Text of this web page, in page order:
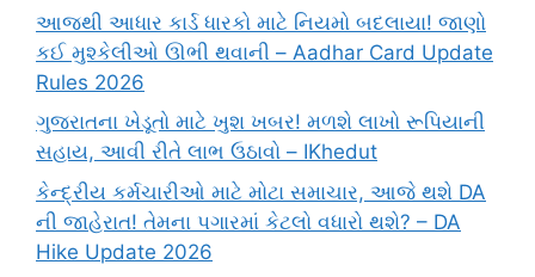
આજથી આધાર કાર્ડ ધારકો માટે નિયમો બદલાયા! જાણો
કઈ મુશ્કેલીઓ ઊભી થવાની – Aadhar Card Update
Rules 2026
ગુજરાતના ખેડૂતો માટે ખુશ ખબર! મળશે લાખો રૂપિયાની
સહાય, આવી રીતે લાભ ઉઠાવો – IKhedut
કેન્દ્રીય કર્મચારીઓ માટે મોટા સમાચાર, આજે થશે DA
ની જાહેરાત! તેમના પગારમાં કેટલો વધારો થશે? – DA
Hike Update 2026